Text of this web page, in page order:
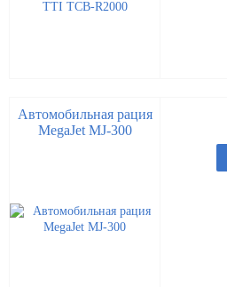
Автомобильная рация
MegaJet MJ-300